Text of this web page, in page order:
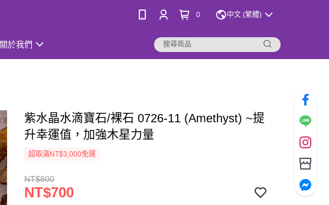
0 中文 (繁體)
關於我們
紫水晶水滴寶石/裸石 0726-11 (Amethyst) ~提
升幸運值，加強木星力量
超取滿NT$3,000免運
NT$800
NT$700